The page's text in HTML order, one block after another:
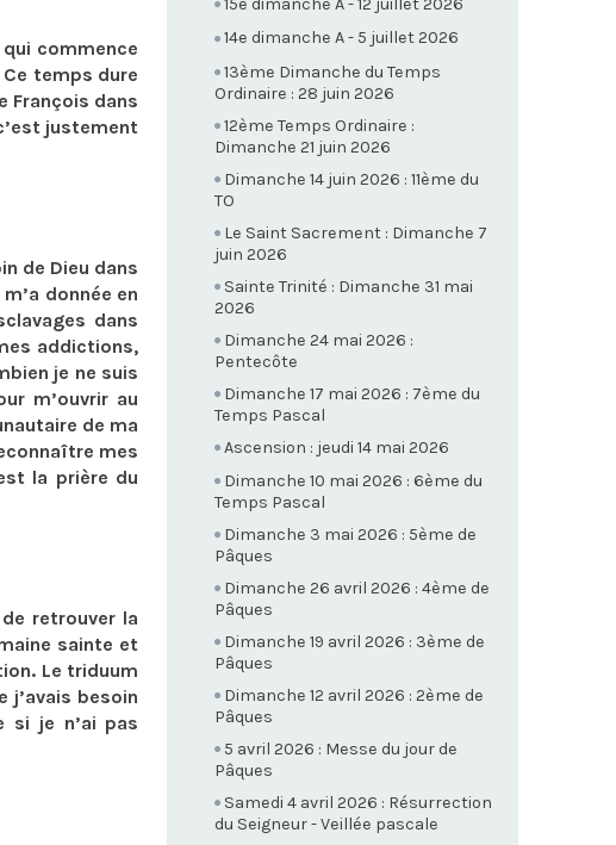
commence
temps dure
François dans
justement
de Dieu dans
donnée en
dans
addictions,
je ne suis
m’ouvrir au
de ma
mes
la prière du
retrouver la
sainte et
Le triduum
j’avais besoin
si je n’ai pas
15e dimanche A - 12 juillet 2026
14e dimanche A - 5 juillet 2026
13ème Dimanche du Temps
Ordinaire : 28 juin 2026
12ème Temps Ordinaire :
Dimanche 21 juin 2026
Dimanche 14 juin 2026 : 11ème du
TO
Le Saint Sacrement : Dimanche 7
juin 2026
Sainte Trinité : Dimanche 31 mai
2026
Dimanche 24 mai 2026 :
Pentecôte
Dimanche 17 mai 2026 : 7ème du
Temps Pascal
Ascension : jeudi 14 mai 2026
Dimanche 10 mai 2026 : 6ème du
Temps Pascal
Dimanche 3 mai 2026 : 5ème de
Pâques
Dimanche 26 avril 2026 : 4ème de
Pâques
Dimanche 19 avril 2026 : 3ème de
Pâques
Dimanche 12 avril 2026 : 2ème de
Pâques
5 avril 2026 : Messe du jour de
Pâques
Samedi 4 avril 2026 : Résurrection
du Seigneur - Veillée pascale